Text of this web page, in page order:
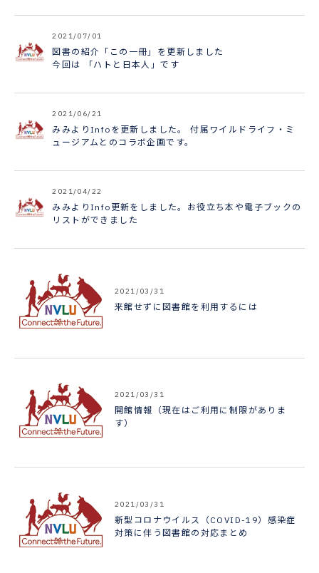
2021/07/01
図書の紹介「この一冊」を更新しました
今回は 「ハトと日本人」です
2021/06/21
みみよりInfoを更新しました。 付属ワイルドライフ・ミ
ュージアムとのコラボ企画です。
2021/04/22
みみよりInfo更新をしました。お役立ち本や電子ブックの
リストができました
2021/03/31
来館せずに図書館を利用するには
2021/03/31
開館情報（現在はご利用に制限がありま
す）
2021/03/31
新型コロナウイルス（COVID-19）感染症
対策に伴う図書館の対応まとめ